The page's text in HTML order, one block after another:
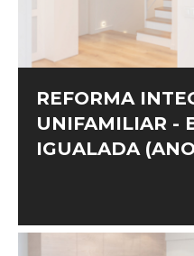
REFORMA
UNIFAMILIAR -
IGUALADA